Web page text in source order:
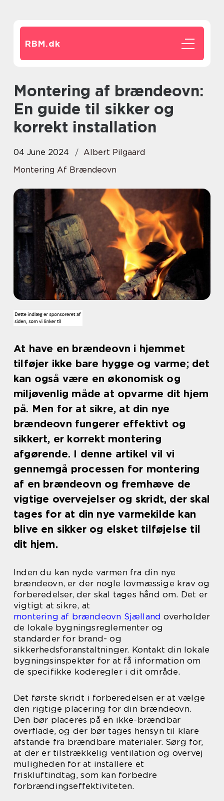
RBM.dk
Montering af brændeovn:
En guide til sikker og
korrekt installation
04 June 2024
Albert Pilgaard
Montering Af Brændeovn
At have en brændeovn i hjemmet
tilføjer ikke bare hygge og varme; det
kan også være en økonomisk og
miljøvenlig måde at opvarme dit hjem
på. Men for at sikre, at din nye
brændeovn fungerer effektivt og
sikkert, er korrekt montering
afgørende. I denne artikel vil vi
gennemgå processen for montering
af en brændeovn og fremhæve de
vigtige overvejelser og skridt, der skal
tages for at din nye varmekilde kan
blive en sikker og elsket tilføjelse til
dit hjem.
Inden du kan nyde varmen fra din nye
brændeovn, er der nogle lovmæssige krav og
forberedelser, der skal tages hånd om. Det er
vigtigt at sikre, at
montering af brændeovn Sjælland overholder
de lokale bygningsreglementer og
standarder for brand- og
sikkerhedsforanstaltninger. Kontakt din lokale
bygningsinspektør for at få information om
de specifikke koderegler i dit område.
Det første skridt i forberedelsen er at vælge
den rigtige placering for din brændeovn.
Den bør placeres på en ikke-brændbar
overflade, og der bør tages hensyn til klare
afstande fra brændbare materialer. Sørg for,
at der er tilstrækkelig ventilation og overvej
muligheden for at installere et
friskluftindtag, som kan forbedre
forbrændingseffektiviteten.